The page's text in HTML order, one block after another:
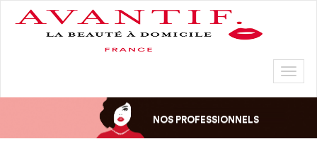
NOS PROFESSIONNELS